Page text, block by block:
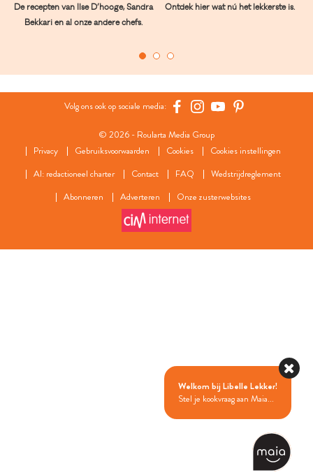
De recepten van Ilse D’hooge, Sandra
Bekkari en al onze andere chefs.
Ontdek hier wat nú het lekkerste is.
Volg ons ook op sociale media:
© 2026 - Roularta Media Group
Privacy
Gebruiksvoorwaarden Cookies
Cookies instellingen
AI: redactioneel charter
Contact FAQ
Wedstrijdreglement
Abonneren
Adverteren Onze zusterwebsites
Welkom bij Libelle Lekker!
Stel je kookvraag aan Maia...